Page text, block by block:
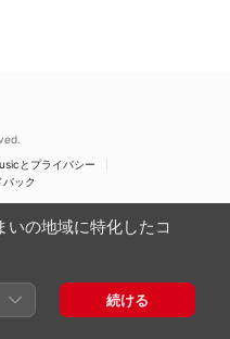
とプライバシー
バック
の地域に特化したコ
続ける